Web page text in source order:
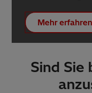
Mehr erfahren
Sind Sie